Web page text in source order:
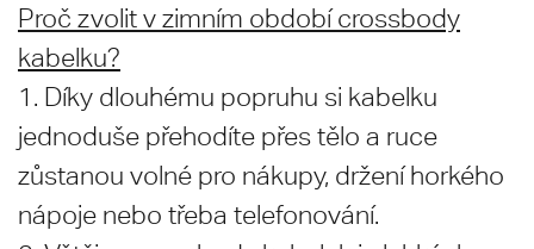
Proč zvolit v zimním období crossbody
kabelku?
1. Díky dlouhému popruhu si kabelku
jednoduše přehodíte přes tělo a ruce
zůstanou volné pro nákupy, držení horkého
nápoje nebo třeba telefonování.